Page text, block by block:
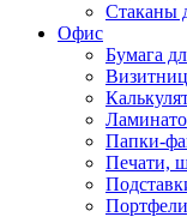
Стаканы
Офис
Бумага
Папки-
Печати,